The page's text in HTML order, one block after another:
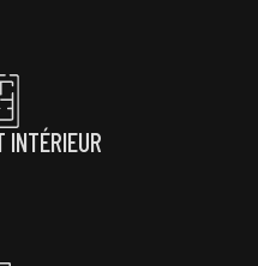
INTÉRIEUR